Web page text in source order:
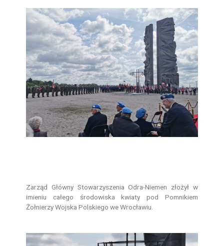
Zarząd Główny Stowarzyszenia Odra-Niemen złożył w
imieniu całego środowiska kwiaty pod Pomnikiem
Żołnierzy Wojska Polskiego we Wrocławiu.